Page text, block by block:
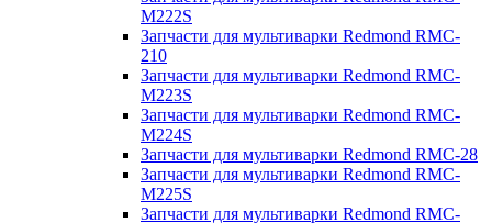
M222S
Запчасти для мультиварки Redmond RMC-
210
Запчасти для мультиварки Redmond RMC-
M223S
Запчасти для мультиварки Redmond RMC-
M224S
Запчасти для мультиварки Redmond RMC-28
Запчасти для мультиварки Redmond RMC-
M225S
Запчасти для мультиварки Redmond RMC-